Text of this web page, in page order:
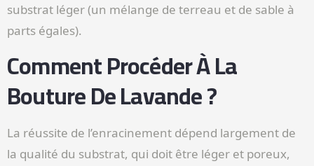
substrat léger (un mélange de terreau et de sable à
parts égales).
Comment Procéder À La
Bouture De Lavande ?
La réussite de l’enracinement dépend largement de
la qualité du substrat, qui doit être léger et poreux,